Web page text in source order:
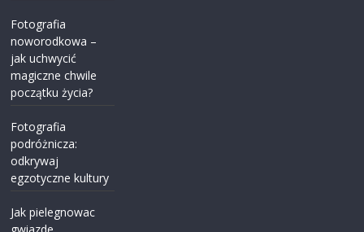
Fotografia
noworodkowa –
jak uchwycić
magiczne chwile
początku życia?
Fotografia
podróżnicza:
odkrywaj
egzotyczne kultury
Jak pielegnowac